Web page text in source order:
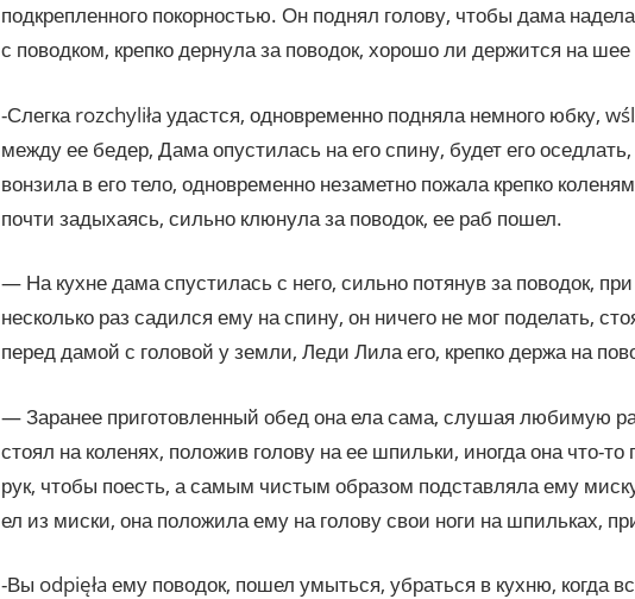
подкрепленного покорностью. Он поднял голову, чтобы дама
с поводком, крепко дернула за поводок, хорошо ли держится на
-Слегка rozchyliła удастся, одновременно подняла немного юбку,
между ее бедер, Дама опустилась на его спину, будет его
вонзила в его тело, одновременно незаметно пожала крепко
почти задыхаясь, сильно клюнула за поводок, ее раб пошел.
— На кухне дама спустилась с него, сильно потянув за поводок,
несколько раз садился ему на спину, он ничего не мог поделать,
перед дамой с головой у земли, Леди Лила его, крепко держа на
— Заранее приготовленный обед она ела сама, слушая любимую
стоял на коленях, положив голову на ее шпильки, иногда она что-
рук, чтобы поесть, а самым чистым образом подставляла ему
ел из миски, она положила ему на голову свои ноги на шпильках,
-Вы odpięła ему поводок, пошел умыться, убраться в кухню, когда